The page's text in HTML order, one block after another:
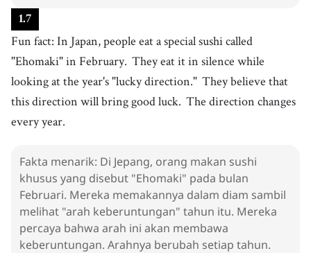
1.7
Fun fact: In Japan, people eat a special sushi called
"Ehomaki" in February. They eat it in silence while
looking at the year's "lucky direction." They believe that
this direction will bring good luck. The direction changes
every year.
Fakta menarik: Di Jepang, orang makan sushi
khusus yang disebut "Ehomaki" pada bulan
Februari. Mereka memakannya dalam diam sambil
melihat "arah keberuntungan" tahun itu. Mereka
percaya bahwa arah ini akan membawa
keberuntungan. Arahnya berubah setiap tahun.